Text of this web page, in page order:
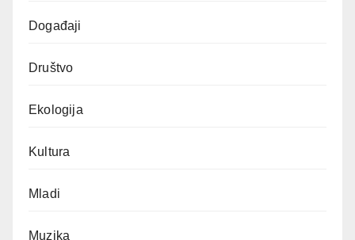
Događaji
Društvo
Ekologija
Kultura
Mladi
Muzika